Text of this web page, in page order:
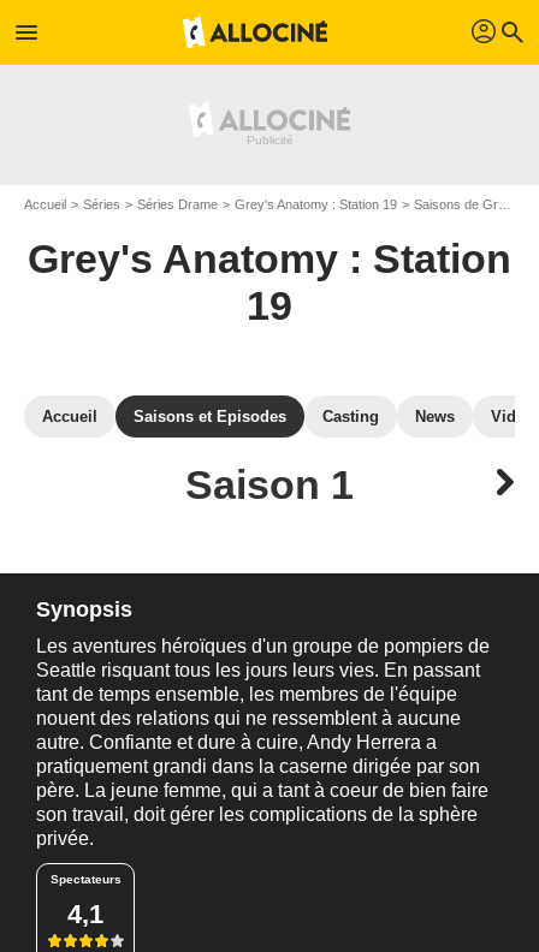
menu profil search
Accueil Séries Séries Drame Grey's Anatomy : Station 19 Saisons de Grey's Anatomy : Station 19
Grey's Anatomy : Station
19
Accueil Saisons et Episodes Casting News
Saison 1
Synopsis
Les aventures héroïques d'un groupe de pompiers de
Seattle risquant tous les jours leurs vies. En passant
tant de temps ensemble, les membres de l'équipe
nouent des relations qui ne ressemblent à aucune
autre. Confiante et dure à cuire, Andy Herrera a
pratiquement grandi dans la caserne dirigée par son
père. La jeune femme, qui a tant à coeur de bien faire
son travail, doit gérer les complications de la sphère
privée.
Spectateurs
4,1